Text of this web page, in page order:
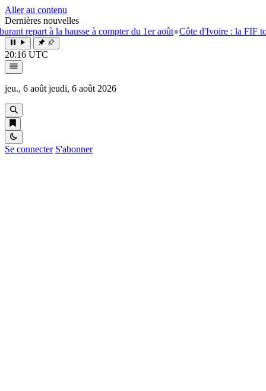
Aller au contenu
Dernières nouvelles
à la hausse à compter du 1er août ●Côte d'Ivoire : la FIF tourne la
20:16 UTC
jeu., 6 août jeudi, 6 août 2026
Se connecter S'abonner